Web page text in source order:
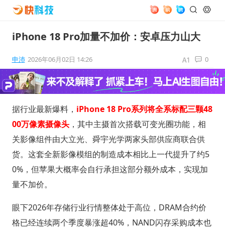
iPhone 18 Pro加量不加价：安卓压力山大
申沛 2026年06月02日 14:26 0
据行业最新爆料， iPhone 18 Pro系列将全系标配三颗48
00万像素摄像头，其中主摄首次搭载可变光圈功能，相
关影像组件由大立光、舜宇光学两家头部供应商联合供
货。这套全新影像模组的制造成本相比上一代提升了约5
0%，但苹果大概率会自行承担这部分额外成本，实现加
量不加价。
眼下2026年存储行业行情整体处于高位，DRAM合约价
格已经连续两个季度暴涨超40%，NAND闪存采购成本也